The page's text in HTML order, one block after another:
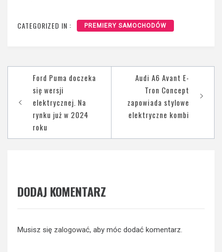
CATEGORIZED IN : PREMIERY SAMOCHODÓW
Nawigacja
wpisu
Ford Puma doczeka
się wersji
elektrycznej. Na
rynku już w 2024
roku
Audi A6 Avant E-
Tron Concept
zapowiada stylowe
elektryczne kombi
DODAJ KOMENTARZ
Musisz się zalogować, aby móc dodać komentarz.